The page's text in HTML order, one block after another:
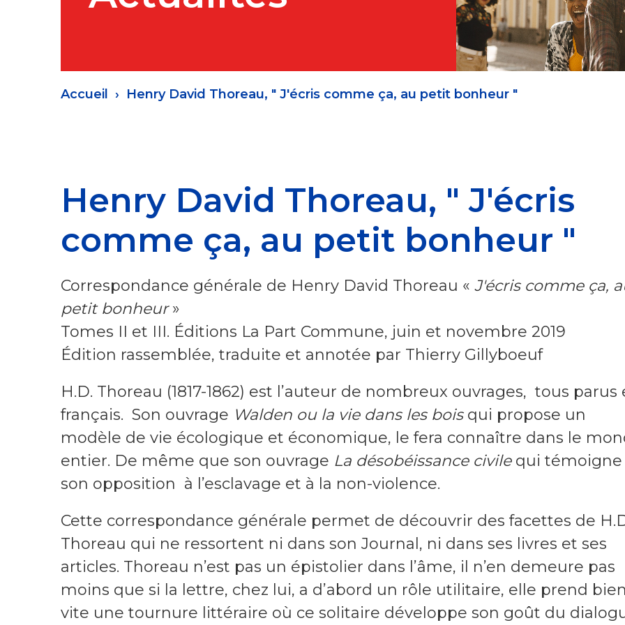
Fil
Accueil Henry David Thoreau, " J'écris comme ça, au petit bonheur "
Henry David Thoreau, " J'écris
comme ça, au petit bonheur "
Correspondance générale de Henry David Thoreau « J'écris comme ça,
petit bonheur»
Tomes II et III. Éditions La Part Commune, juin et novembre 2019
Édition rassemblée, traduite et annotée par Thierry Gillyboeuf
H.D. Thoreau (1817-1862) est l’auteur de nombreux ouvrages, tous parus
français. Son ouvrage Walden ou la vie dans les boisqui propose un
modèle de vie écologique et économique, le fera connaître dans le
entier. De même que son ouvrage La désobéissance civilequi témoigne
son opposition à l’esclavage et à la non-violence.
Cette correspondance générale permet de découvrir des facettes de
Thoreau qui ne ressortent ni dans son Journal, ni dans ses livres et ses
articles. Thoreau n’est pas un épistolier dans l’âme, il n’en demeure pas
moins que si la lettre, chez lui, a d’abord un rôle utilitaire, elle prend
vite une tournure littéraire où ce solitaire développe son goût du